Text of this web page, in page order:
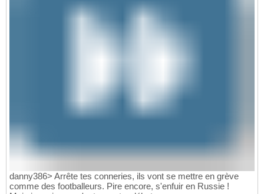
danny386> Arrête tes conneries, ils vont se mettre en grève
comme des footballeurs. Pire encore, s'enfuir en Russie !